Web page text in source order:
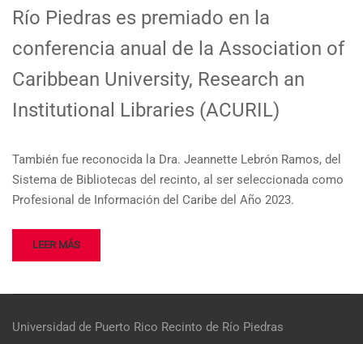
Río Piedras es premiado en la
conferencia anual de la Association of
Caribbean University, Research an
Institutional Libraries (ACURIL)
También fue reconocida la Dra. Jeannette Lebrón Ramos, del
Sistema de Bibliotecas del recinto, al ser seleccionada como
Profesional de Información del Caribe del Año 2023.
LEER MÁS
Universidad de Puerto Rico Recinto de Río Piedras